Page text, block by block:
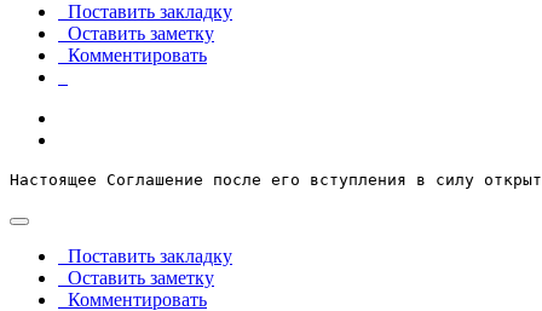
Поставить закладку
Оставить заметку
Комментировать
Настоящее Соглашение после его вступления в силу
Поставить закладку
Оставить заметку
Комментировать